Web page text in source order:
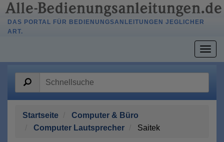
DAS PORTAL FÜR BEDIENUNGSANLEITUNGEN JEGLICHER
ART.
Startseite
Computer & Büro
Computer Lautsprecher
Saitek